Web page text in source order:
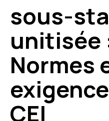
sous-
unitisée
Normes
CEI